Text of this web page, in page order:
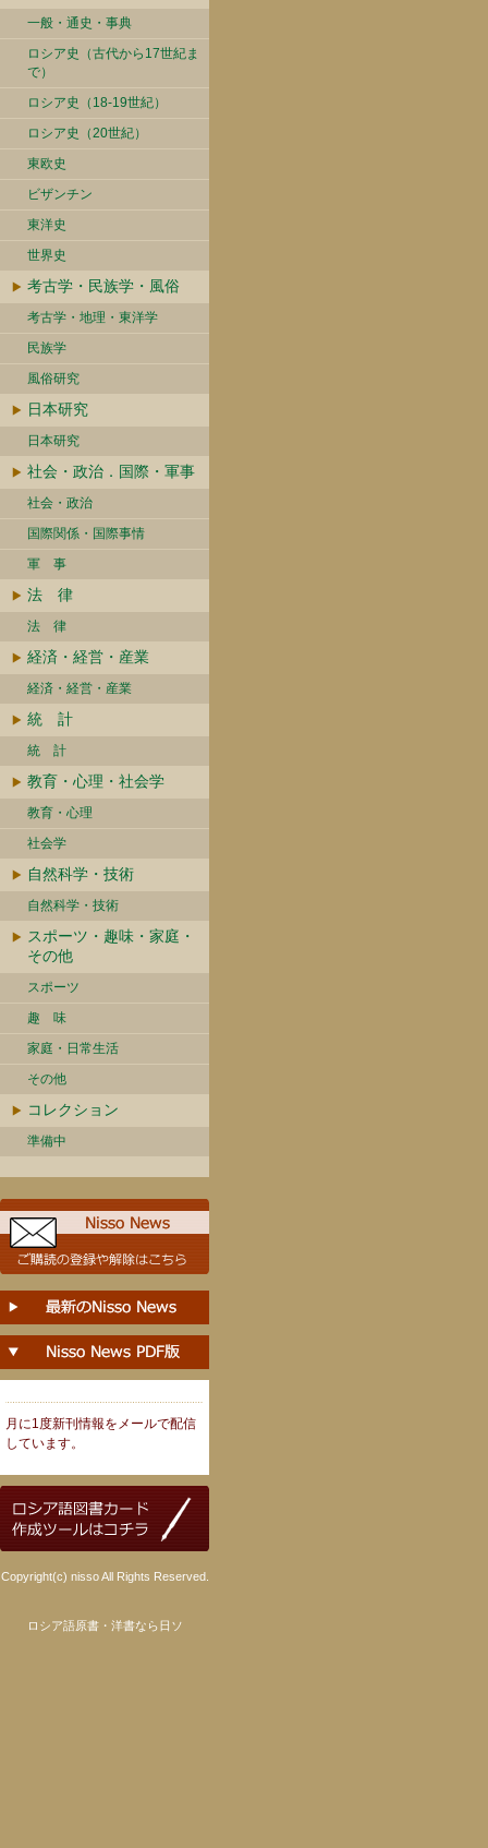
一般・通史・事典
ロシア史（古代から17世紀ま
で）
ロシア史（18-19世紀）
ロシア史（20世紀）
東欧史
ビザンチン
東洋史
世界史
考古学・民族学・風俗
考古学・地理・東洋学
民族学
風俗研究
日本研究
日本研究
社会・政治．国際・軍事
社会・政治
国際関係・国際事情
軍 事
法 律
法 律
経済・経営・産業
経済・経営・産業
統 計
統 計
教育・心理・社会学
教育・心理
社会学
自然科学・技術
自然科学・技術
スポーツ・趣味・家庭・
その他
スポーツ
趣 味
家庭・日常生活
その他
コレクション
準備中
月に1度新刊情報をメールで配信
しています。
Copyright(c) nisso All Rights Reserved.
ロシア語原書・洋書なら日ソ